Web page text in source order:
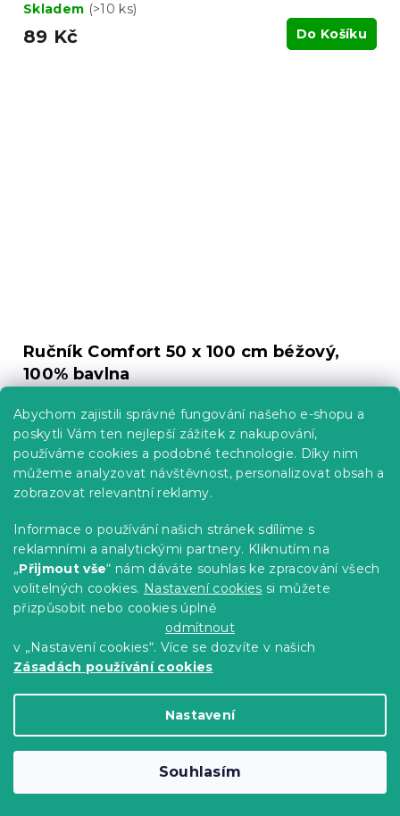
Abychom zajistili správné fungování našeho e-shopu a
poskytli Vám ten nejlepší zážitek z nakupování,
používáme cookies a podobné technologie. Díky nim
můžeme analyzovat návštěvnost, personalizovat obsah a
zobrazovat relevantní reklamy.
Informace o používání našich stránek sdílíme s
reklamními a analytickými partnery. Kliknutím na
„Přijmout vše“ nám dáváte souhlas ke zpracování všech
volitelných cookies. Nastavení cookies si můžete
přizpůsobit nebo cookies úplně
odmítnout
v „Nastavení cookies“. Více se dozvíte v našich
Zásadách používání cookies
Nastavení
Souhlasím
Skladem (>10 ks)
89 Kč Do Košíku
Ručník Comfort 50 x 100 cm béžový,
100% bavlna
119 Kč Do Košíku
Ručník SOFT 50 x 100 cm krémový,